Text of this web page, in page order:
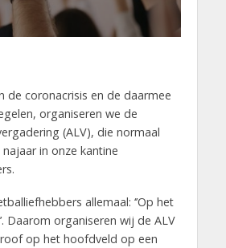
de coronacrisis en de daarmee
organiseren we de
(ALV), die normaal
in onze kantine
allemaal: ‘’Op het
Daarom organiseren wij de ALV
op het hoofdveld op een